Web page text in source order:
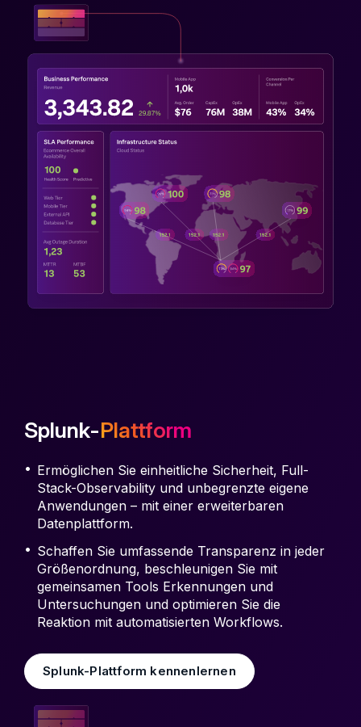
Splunk-Plattform
Ermöglichen Sie einheitliche Sicherheit, Full-
Stack-Observability und unbegrenzte eigene
Anwendungen – mit einer erweiterbaren
Datenplattform.
Schaffen Sie umfassende Transparenz in jeder
Größenordnung, beschleunigen Sie mit
gemeinsamen Tools Erkennungen und
Untersuchungen und optimieren Sie die
Reaktion mit automatisierten Workflows.
Splunk-Plattform kennenlernen